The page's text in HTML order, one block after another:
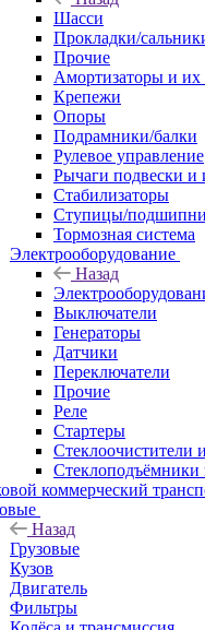
Шасси
Прокладки/
Прочие
Амортизаторы и их
Крепежи
Опоры
Подрамники/балки
Рулевое управление
Рычаги подвески и
Стабилизаторы
Ступицы/
Тормозная система
Электрооборудование
Назад
Выключатели
Генераторы
Датчики
Переключатели
Прочие
Реле
Стартеры
Стеклоочистители
Стеклоподъёмники
коммерческий
Назад
Грузовые
Кузов
Двигатель
Фильтры